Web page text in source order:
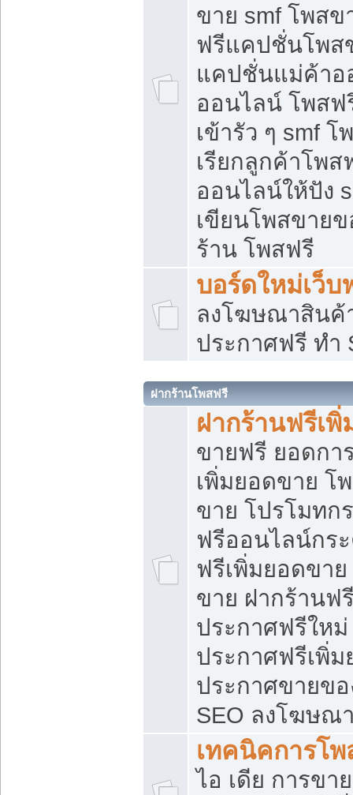
ขาย smf โพส
ฟรีแคปชั่นโพส
แคปชั่นแม่ค้า
ออนไลน์ โพสฟ
เข้ารัว ๆ smf
เรียกลูกค้าโพส
ออนไลน์ให้ปัง
เขียนโพสขาย
ร้าน โพสฟรี
บอร์ดใหม่เว็บ
ลงโฆษณาสิน
ประกาศฟรี ทำ
ฝากร้านโพสฟรี
ฝากร้านฟรีเ
ขายฟรี ยอดกา
เพิ่มยอดขาย โ
ขาย โปรโมทก
ฟรีออนไลน์กร
ฟรีเพิ่มยอดขา
ขาย ฝากร้านฟ
ประกาศฟรีใหม่
ประกาศฟรีเพิ่
ประกาศขายข
SEO ลงโฆษณ
เทคนิคการโ
ไอ เดีย การขา